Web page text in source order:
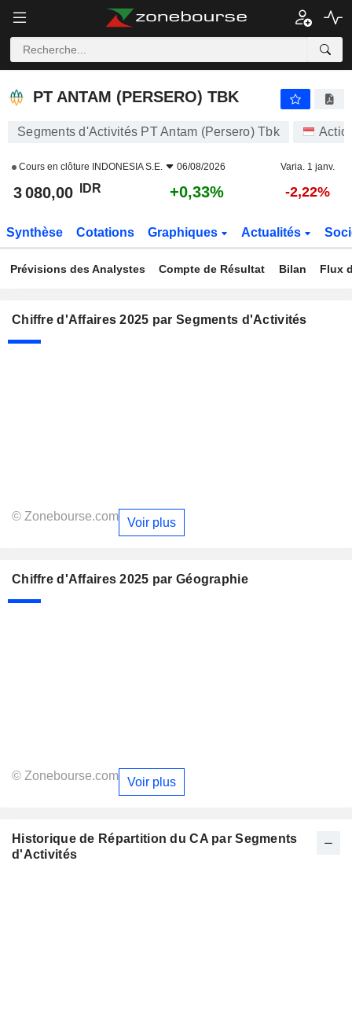
PT ANTAM (PERSERO) TBK
Segments d'Activités PT Antam (Persero) Tbk
Cours en clôture INDONESIA S.E. 06/08/2026 Varia. 1 janv.
3 080,00 IDR +0,33% -2,22%
Synthèse Cotations Graphiques Actualités
Prévisions des Analystes Compte de Résultat Bilan Flux
Chiffre d'Affaires 2025 par Segments d'Activités
© Zonebourse.com Voir plus
Chiffre d'Affaires 2025 par Géographie
© Zonebourse.com Voir plus
Historique de Répartition du CA par Segments
d'Activités